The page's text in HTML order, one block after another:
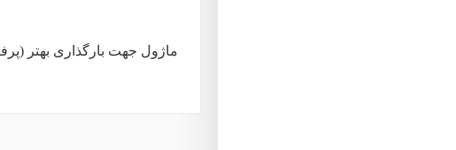
ماژول جهت بارگذاری بهتر